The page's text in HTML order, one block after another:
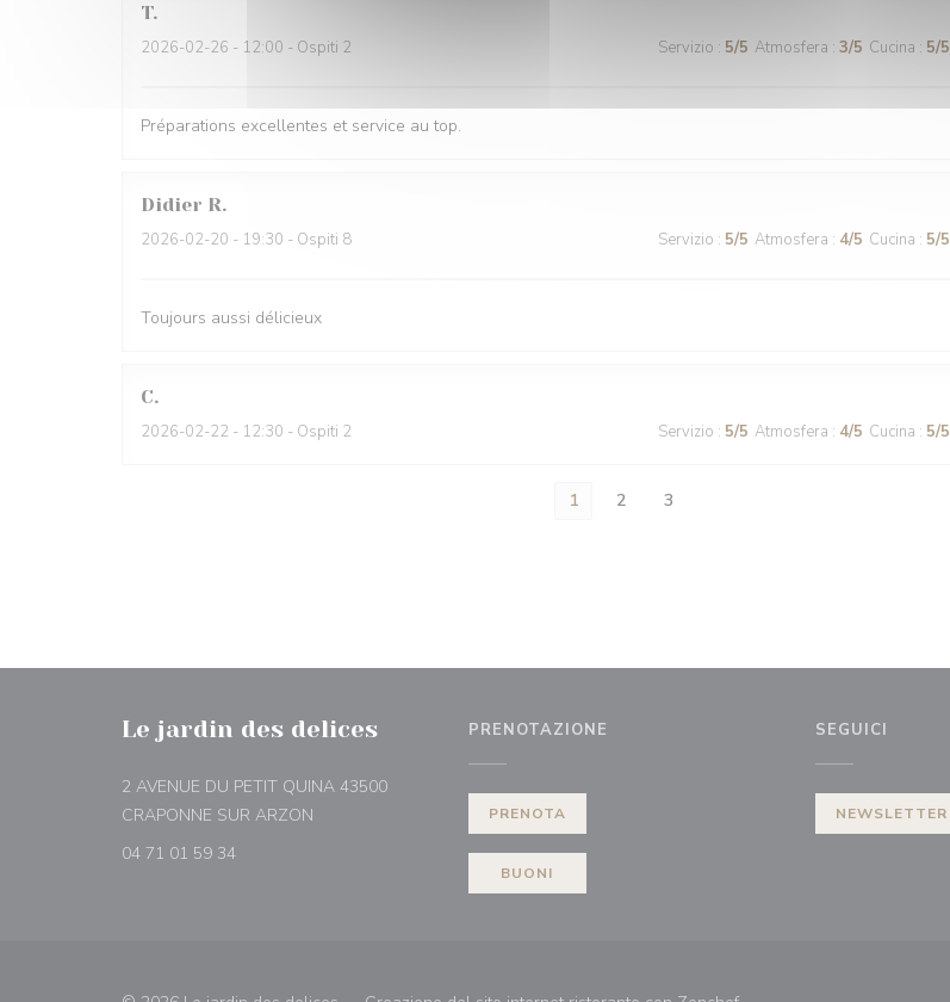
T
2026-02-26 - 12:00 - Ospiti 2 Servizio : 5/5 Atmosfera : 3/5 Cucina : 5/5
Préparations excellentes et service au top.
Didier R
2026-02-20 - 19:30 - Ospiti 8 Servizio : 5/5 Atmosfera : 4/5 Cucina : 5/5
Toujours aussi délicieux
C
2026-02-22 - 12:30 - Ospiti 2 Servizio : 5/5 Atmosfera : 4/5 Cucina : 5/5
1 2 3
Le jardin des delices
2 AVENUE DU PETIT QUINA 43500
CRAPONNE SUR ARZON ((apre una nuova finestra))
04 71 01 59 34
PRENOTAZIONE
PRENOTA
BUONI
SEGUICI
NEWSLETTER